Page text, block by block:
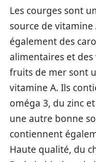
Les courges sont
source de
également des
alimentaires et des
fruits de mer sont
vitamine A. Ils
oméga 3, du zinc
une autre bonne
contiennent
Haute qualité, du